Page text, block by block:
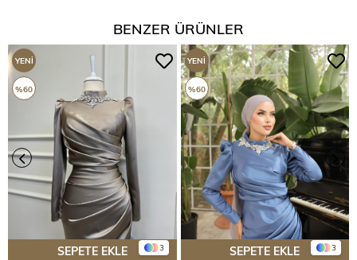
BENZER ÜRÜNLER
3
SEPETE EKLE
YENI
ÜRÜN
%60
3
SEPETE EKLE
YENI
ÜRÜN
%60